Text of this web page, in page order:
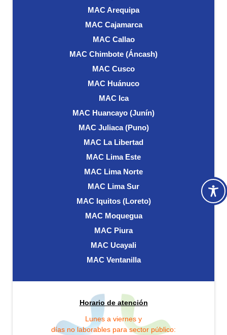
MAC Arequipa
MAC Cajamarca
MAC Callao
MAC Chimbote (Áncash)
MAC Cusco
MAC Huánuco
MAC Ica
MAC Huancayo (Junín)
MAC Juliaca (Puno)
MAC La Libertad
MAC Lima Este
MAC Lima Norte
MAC Lima Sur
MAC Iquitos (Loreto)
MAC Moquegua
MAC Piura
MAC Ucayali
MAC Ventanilla
Horario de atención
Lunes a viernes y
días no laborables para sector público: